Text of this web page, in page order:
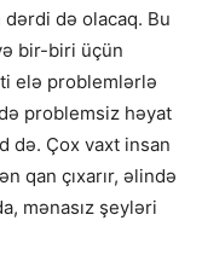
dərdi də olacaq. Bu
bir-biri üçün
elə problemlərlə
problemsiz həyat
də. Çox vaxt insan
qan çıxarır, əlində
mənasız şeyləri